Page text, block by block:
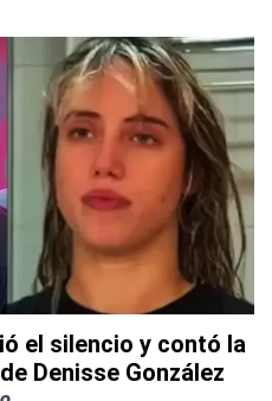
el silencio y contó la
Denisse González